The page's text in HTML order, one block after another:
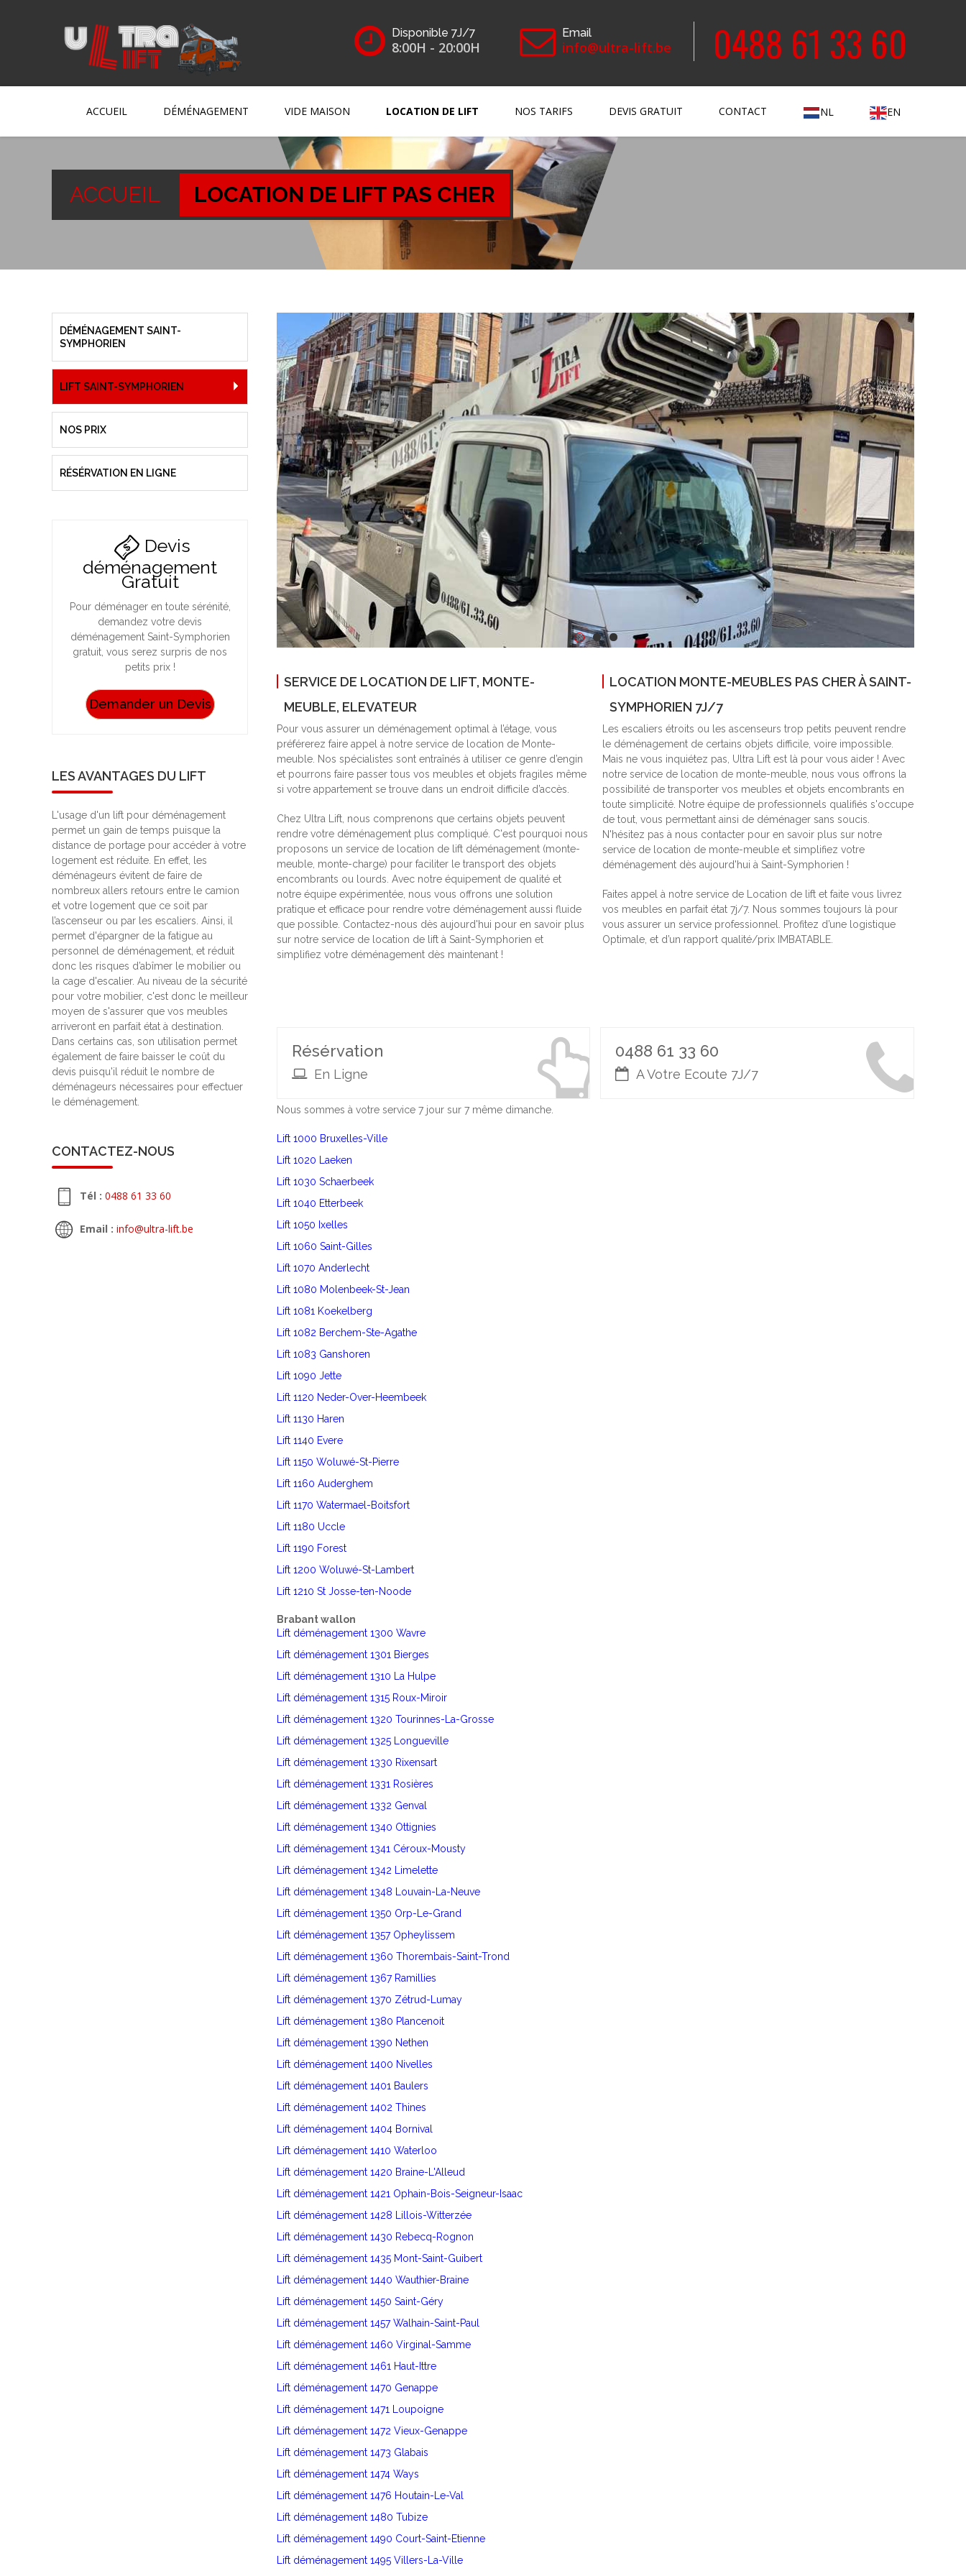
Disponible 7J/7
8:00H - 20:00H
Email
info@ultra-lift.be 0488 61 33 60
ACCUEIL DÉMÉNAGEMENT VIDE MAISON LOCATION DE LIFT NOS TARIFS DEVIS GRATUIT CONTACT NL EN
ACCUEIL LOCATION DE LIFT PAS CHER
SERVICE DE LOCATION DE LIFT, MONTE-
MEUBLE, ELEVATEUR
Pour vous assurer un déménagement optimal à l’étage, vous
préférerez faire appel à notre service de location de Monte-
meuble. Nos spécialistes sont entraînés à utiliser ce genre d’engin
et pourrons faire passer tous vos meubles et objets fragiles même
si votre appartement se trouve dans un endroit difficile d’accès.
Chez Ultra Lift, nous comprenons que certains objets peuvent
rendre votre déménagement plus compliqué. C'est pourquoi nous
proposons un service de location de lift déménagement (monte-
meuble, monte-charge) pour faciliter le transport des objets
encombrants ou lourds. Avec notre équipement de qualité et
notre équipe expérimentée, nous vous offrons une solution
pratique et efficace pour rendre votre déménagement aussi fluide
que possible. Contactez-nous dès aujourd'hui pour en savoir plus
sur notre service de location de lift à Saint-Symphorien et
simplifiez votre déménagement dès maintenant !
LOCATION MONTE-MEUBLES PAS CHER À SAINT-
SYMPHORIEN 7J/7
Les escaliers étroits ou les ascenseurs trop petits peuvent rendre
le déménagement de certains objets difficile, voire impossible.
Mais ne vous inquiétez pas, Ultra Lift est là pour vous aider ! Avec
notre service de location de monte-meuble, nous vous offrons la
possibilité de transporter vos meubles et objets encombrants en
toute simplicité. Notre équipe de professionnels qualifiés s'occupe
de tout, vous permettant ainsi de déménager sans soucis.
N'hésitez pas à nous contacter pour en savoir plus sur notre
service de location de monte-meuble et simplifiez votre
déménagement dès aujourd'hui à Saint-Symphorien !
Faites appel à notre service de Location de lift et faite vous livrez
vos meubles en parfait état 7j/7. Nous sommes toujours là pour
vous assurer un service professionnel. Profitez d’une logistique
Optimale, et d’un rapport qualité/prix IMBATABLE.
Résérvation
En Ligne
0488 61 33 60
A Votre Ecoute 7J/7
Nous sommes à votre service 7 jour sur 7 même dimanche.
Lift 1000 Bruxelles-Ville
Lift 1020 Laeken
Lift 1030 Schaerbeek
Lift 1040 Etterbeek
Lift 1050 Ixelles
Lift 1060 Saint-Gilles
Lift 1070 Anderlecht
Lift 1080 Molenbeek-St-Jean
Lift 1081 Koekelberg
Lift 1082 Berchem-Ste-Agathe
Lift 1083 Ganshoren
Lift 1090 Jette
Lift 1120 Neder-Over-Heembeek
Lift 1130 Haren
Lift 1140 Evere
Lift 1150 Woluwé-St-Pierre
Lift 1160 Auderghem
Lift 1170 Watermael-Boitsfort
Lift 1180 Uccle
Lift 1190 Forest
Lift 1200 Woluwé-St-Lambert
Lift 1210 St Josse-ten-Noode
Brabant wallon
Lift déménagement 1300 Wavre
Lift déménagement 1301 Bierges
Lift déménagement 1310 La Hulpe
Lift déménagement 1315 Roux-Miroir
Lift déménagement 1320 Tourinnes-La-Grosse
Lift déménagement 1325 Longueville
Lift déménagement 1330 Rixensart
Lift déménagement 1331 Rosières
Lift déménagement 1332 Genval
Lift déménagement 1340 Ottignies
Lift déménagement 1341 Céroux-Mousty
Lift déménagement 1342 Limelette
Lift déménagement 1348 Louvain-La-Neuve
Lift déménagement 1350 Orp-Le-Grand
Lift déménagement 1357 Opheylissem
Lift déménagement 1360 Thorembais-Saint-Trond
Lift déménagement 1367 Ramillies
Lift déménagement 1370 Zétrud-Lumay
Lift déménagement 1380 Plancenoit
Lift déménagement 1390 Nethen
Lift déménagement 1400 Nivelles
Lift déménagement 1401 Baulers
Lift déménagement 1402 Thines
Lift déménagement 1404 Bornival
Lift déménagement 1410 Waterloo
Lift déménagement 1420 Braine-L'Alleud
Lift déménagement 1421 Ophain-Bois-Seigneur-Isaac
Lift déménagement 1428 Lillois-Witterzée
Lift déménagement 1430 Rebecq-Rognon
Lift déménagement 1435 Mont-Saint-Guibert
Lift déménagement 1440 Wauthier-Braine
Lift déménagement 1450 Saint-Géry
Lift déménagement 1457 Walhain-Saint-Paul
Lift déménagement 1460 Virginal-Samme
Lift déménagement 1461 Haut-Ittre
Lift déménagement 1470 Genappe
Lift déménagement 1471 Loupoigne
Lift déménagement 1472 Vieux-Genappe
Lift déménagement 1473 Glabais
Lift déménagement 1474 Ways
Lift déménagement 1476 Houtain-Le-Val
Lift déménagement 1480 Tubize
Lift déménagement 1490 Court-Saint-Etienne
Lift déménagement 1495 Villers-La-Ville
DÉMÉNAGEMENT SAINT-
SYMPHORIEN
LIFT SAINT-SYMPHORIEN
NOS PRIX
RÉSÉRVATION EN LIGNE
Devis
déménagement
Gratuit
Pour déménager en toute sérénité,
demandez votre devis
déménagement Saint-Symphorien
gratuit, vous serez surpris de nos
petits prix !
Demander un Devis
LES AVANTAGES DU LIFT
L'usage d'un lift pour déménagement
permet un gain de temps puisque la
distance de portage pour accéder à votre
logement est réduite. En effet, les
déménageurs évitent de faire de
nombreux allers retours entre le camion
et votre logement que ce soit par
l’ascenseur ou par les escaliers. Ainsi, il
permet d'épargner de la fatigue au
personnel de déménagement, et réduit
donc les risques d’abîmer le mobilier ou
la cage d'escalier. Au niveau de la sécurité
pour votre mobilier, c'est donc le meilleur
moyen de s'assurer que vos meubles
arriveront en parfait état à destination.
Dans certains cas, son utilisation permet
également de faire baisser le coût du
devis puisqu'il réduit le nombre de
déménageurs nécessaires pour effectuer
le déménagement.
CONTACTEZ-NOUS
Tél : 0488 61 33 60
Email : info@ultra-lift.be